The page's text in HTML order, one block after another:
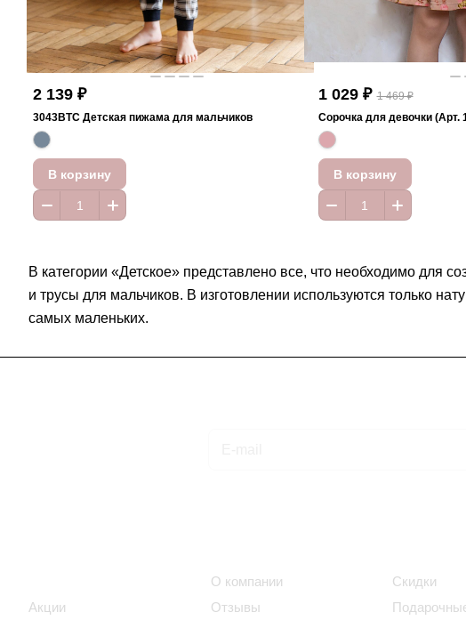
2 139 ₽
3043BTC Детская пижама для мальчиков
В корзину
1 029 ₽ 1 469 ₽
Сорочка для девочки (Арт.
В корзину
В категории «Детское» представлено все, что необходимо
и трусы для мальчиков. В изготовлении используются только
самых маленьких.
Акции
О компании
Отзывы
Скидки